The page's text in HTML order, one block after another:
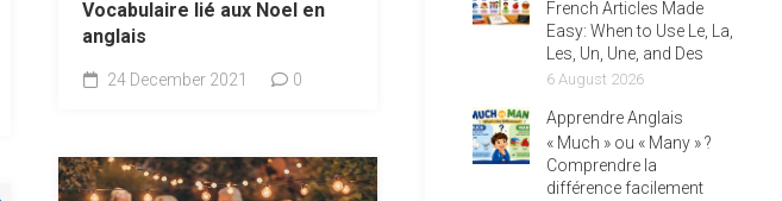
Vocabulaire lié aux Noel en
anglais
24 December 2021 0
French Articles Made
Easy: When to Use Le, La,
Les, Un, Une, and Des
6 August 2026
Apprendre Anglais
« Much » ou « Many » ?
Comprendre la
différence facilement